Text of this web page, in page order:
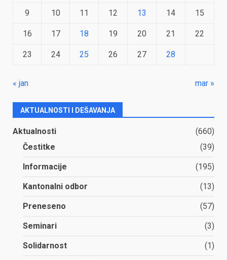
9 10 11 12 13 14 15
16 17 18 19 20 21 22
23 24 25 26 27 28
« jan mar »
AKTUALNOSTI I DEŠAVANJA
Aktualnosti
(660)
Čestitke
(39)
Informacije (195)
Kantonalni odbor (13)
Preneseno (57)
Seminari (3)
Solidarnost (1)